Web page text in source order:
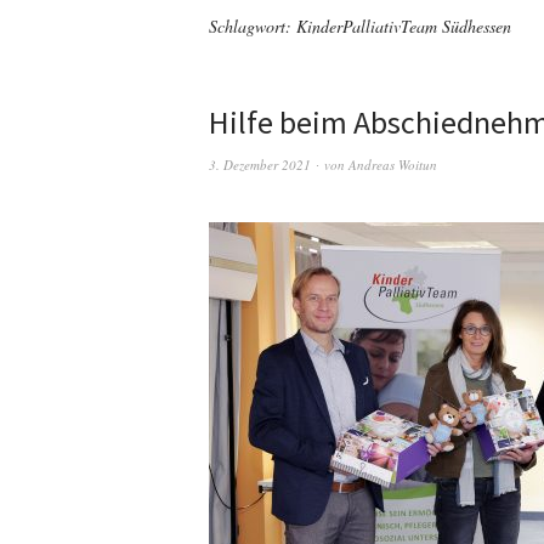
Schlagwort: KinderPalliativTeam Südhessen
Hilfe beim
3. Dezember 2021 von Andreas Woitun